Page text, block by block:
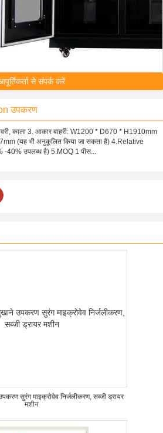
से संपर्क करें
उपकरण
काला 3. आकार बाहरी: W1200 * D670 * H1910mm
(यह भी अनुकूलित किया जा सकता है) 4.Relative
-40% उपलब्ध है) 5.MOQ 1 पीस...
सुरंग माइक्रोवेव निर्जलीकरण, सब्जी ड्रायर
मशीन